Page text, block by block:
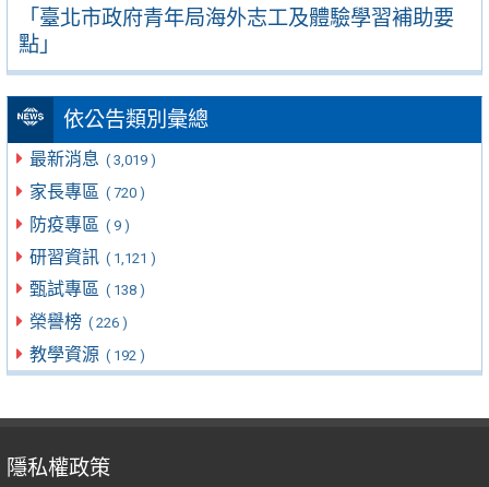
「臺北市政府青年局海外志工及體驗學習補助要
點」
依公告類別彙總
最新消息 ( 3,019 )
家長專區 ( 720 )
防疫專區 ( 9 )
研習資訊 ( 1,121 )
甄試專區 ( 138 )
榮譽榜 ( 226 )
教學資源 ( 192 )
隱私權政策